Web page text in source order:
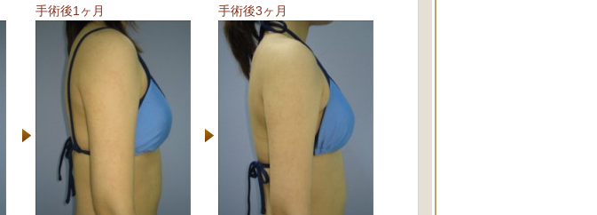
手術後1ヶ月 手術後3ヶ月